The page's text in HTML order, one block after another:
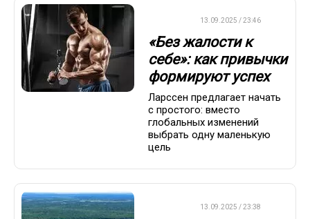
13.09.2025 / 23:46
«Без жалости к
себе»: как привычки
формируют успех
Ларссен предлагает начать
с простого: вместо
глобальных изменений
выбрать одну маленькую
цель
13.09.2025 / 23:38